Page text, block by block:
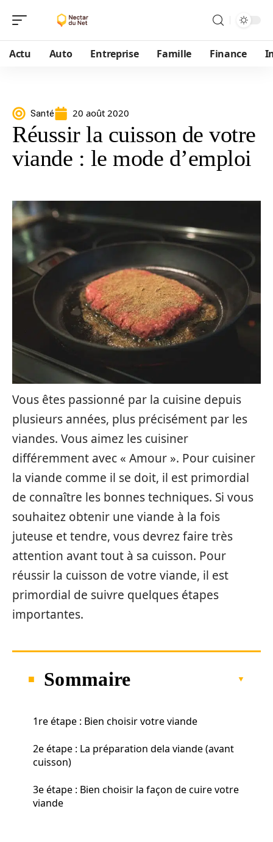
Actu Auto Entreprise Famille Finance
Santé 20 août 2020
Réussir la cuisson de votre
viande : le mode d’emploi
Vous êtes passionné par la cuisine depuis
plusieurs années, plus précisément par les
viandes. Vous aimez les cuisiner
différemment avec « Amour ». Pour cuisiner
la viande comme il se doit, il est primordial
de connaître les bonnes techniques. Si vous
souhaitez obtenir une viande à la fois
juteuse et tendre, vous devrez faire très
attention avant tout à sa cuisson. Pour
réussir la cuisson de votre viande, il est
primordial de suivre quelques étapes
importantes.
Sommaire
1re étape : Bien choisir votre viande
2e étape : La préparation dela viande (avant
cuisson)
3e étape : Bien choisir la façon de cuire votre
viande